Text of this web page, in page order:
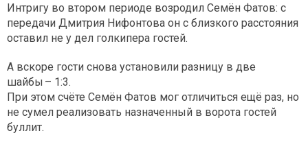
Интригу во втором периоде возродил Семён Фатов: с
передачи Дмитрия Нифонтова он с близкого расстояния
оставил не у дел голкипера гостей.
А вскоре гости снова установили разницу в две
шайбы – 1:3.
При этом счёте Семён Фатов мог отличиться ещё раз, но
не сумел реализовать назначенный в ворота гостей
буллит.